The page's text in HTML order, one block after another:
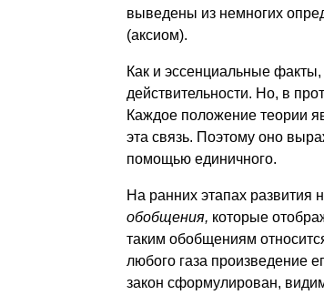
выведены из немногих
(аксиом).
Как и эссенциальные
действительно­сти. Но, в
Каждое положение теории
эта связь. Поэтому оно
помощью единичного.
На ранних этапах развития
обобщения, которые
таким обобщениям
любого газа произведение
закон сформулирован,